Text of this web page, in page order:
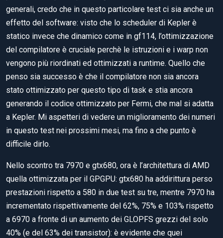
generali, credo che in questo particolare test ci sia anche un
effetto del software: visto che lo scheduler di Kepler è
statico invece che dinamico come in gf114, l’ottimizzazione
del compilatore è cruciale perchè le istruzioni e i warp non
vengono più riordinati ed ottimizzati a runtime. Quello che
penso sia successo è che il compilatore non sia ancora
stato ottimizzato per questo tipo di task e stia ancora
generando il codice ottimizzato per Fermi, che mal si adatta
a Kepler. Mi aspetteri di vedere un miglioramento dei numeri
in questo test nei prossimi mesi, ma fino a che punto è
difficile dirlo.
Nello scontro tra 7970 e gtx680, ora è l’architettura di AMD
quella ottimizzata per il GPGPU: gtx680 ha addirittura perso
prestazioni rispetto a 580 in due test su tre, mentre 7970 ha
incrementato rispettivamente del 62%, 75% e 103% rispetto
a 6970 a fronte di un aumento dei GLOPFS grezzi del solo
40% (e del 63% dei transistor): è evidente che quei